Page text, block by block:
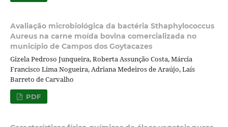
Avaliação microbiológica da bactéria Sthaphylococcus
Aureus na carne moída bovina comercializada no
município de Campos dos Goytacazes
Gizela Pedroso Junqueira, Roberta Assunção Costa, Márcia
Francisco Lima Nogueira, Adriana Medeiros de Araújo, Laís
Barreto de Carvalho
PDF